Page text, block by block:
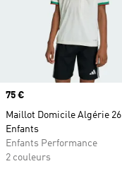
Prix
75 €
Maillot Domicile Algérie 26
Enfants
Enfants Performance
2 couleurs